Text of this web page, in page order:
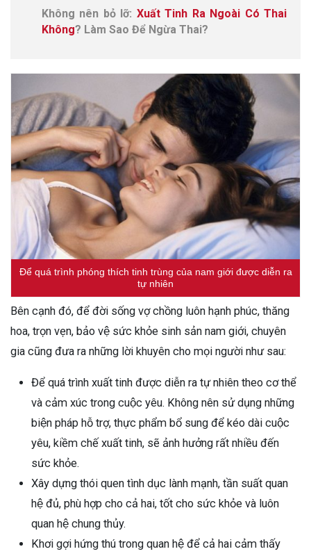
Không nên bỏ lỡ: Xuất Tinh Ra Ngoài Có Thai
Không? Làm Sao Để Ngừa Thai?
Để quá trình phóng thích tinh trùng của nam giới được diễn ra
tự nhiên
Bên cạnh đó, để đời sống vợ chồng luôn hạnh phúc, thăng
hoa, trọn vẹn, bảo vệ sức khỏe sinh sản nam giới, chuyên
gia cũng đưa ra những lời khuyên cho mọi người như sau:
Để quá trình xuất tinh được diễn ra tự nhiên theo cơ thể
và cảm xúc trong cuộc yêu. Không nên sử dụng những
biện pháp hỗ trợ, thực phẩm bổ sung để kéo dài cuộc
yêu, kiềm chế xuất tinh, sẽ ảnh hưởng rất nhiều đến
sức khỏe.
Xây dựng thói quen tình dục lành mạnh, tần suất quan
hệ đủ, phù hợp cho cả hai, tốt cho sức khỏe và luôn
quan hệ chung thủy.
Khơi gợi hứng thú trong quan hệ để cả hai cảm thấy